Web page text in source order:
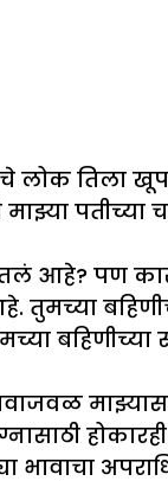
लोक तिला
माझ् या
आहे? पण
तुमच्या
बहिणीच्या
भावाजवळ माझ्
भावाचा